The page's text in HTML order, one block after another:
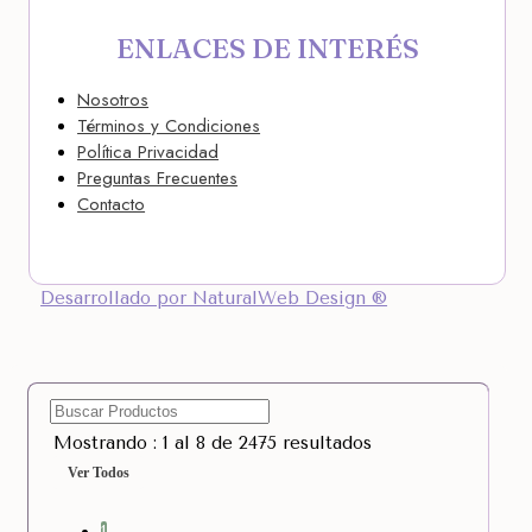
ENLACES DE INTERÉS
Nosotros
Términos y Condiciones
Política Privacidad
Preguntas Frecuentes
Contacto
Desarrollado por NaturalWeb Design ®
Mostrando : 1 al 8 de 2475 resultados
Ver Todos